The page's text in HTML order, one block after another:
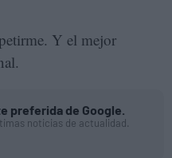
Y el mejor
preferida de Google.
noticias de actualidad.